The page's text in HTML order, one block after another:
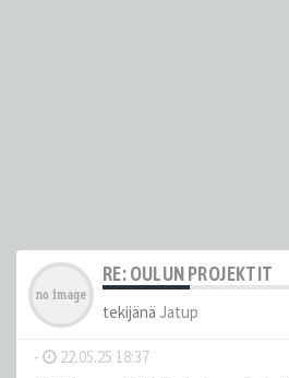
RE: OULUN PROJEKTIT
tekijänä Jatup
- 22.05.25 18:37